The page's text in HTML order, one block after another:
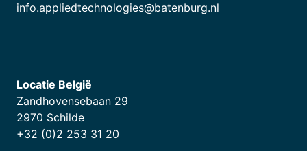
info.appliedtechnologies@batenburg.nl
Locatie België
Zandhovensebaan 29
2970 Schilde
+32 (0)2 253 31 20